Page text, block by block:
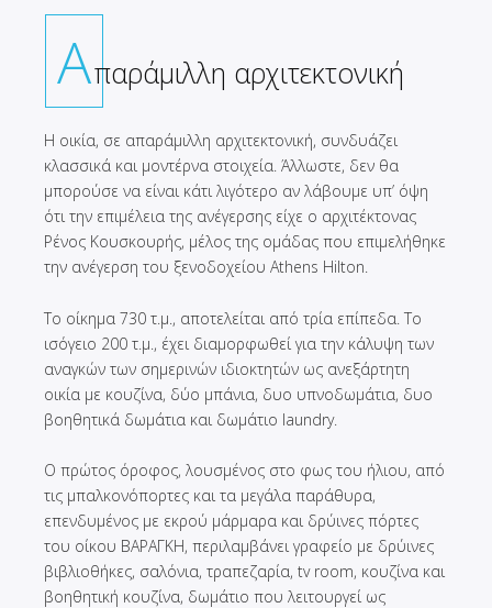
Απαράμιλλη αρχιτεκτονική
Η οικία, σε απαράμιλλη αρχιτεκτονική, συνδυάζει
κλασσικά και μοντέρνα στοιχεία. Άλλωστε, δεν θα
μπορούσε να είναι κάτι λιγότερο αν λάβουμε υπ’ όψη
ότι την επιμέλεια της ανέγερσης είχε ο αρχιτέκτονας
Ρένος Κουσκουρής, μέλος της ομάδας που επιμελήθηκε
την ανέγερση του ξενοδοχείου Athens Hilton.
Το οίκημα 730 τ.μ., αποτελείται από τρία επίπεδα. Το
ισόγειο 200 τ.μ., έχει διαμορφωθεί για την κάλυψη των
αναγκών των σημερινών ιδιοκτητών ως ανεξάρτητη
οικία με κουζίνα, δύο μπάνια, δυο υπνοδωμάτια, δυο
βοηθητικά δωμάτια και δωμάτιο laundry.
Ο πρώτος όροφος, λουσμένος στο φως του ήλιου, από
τις μπαλκονόπορτες και τα μεγάλα παράθυρα,
επενδυμένος με εκρού μάρμαρα και δρύινες πόρτες
του οίκου ΒΑΡΑΓΚΗ, περιλαμβάνει γραφείο με δρύινες
βιβλιοθήκες, σαλόνια, τραπεζαρία, tv room, κουζίνα και
βοηθητική κουζίνα, δωμάτιο που λειτουργεί ως